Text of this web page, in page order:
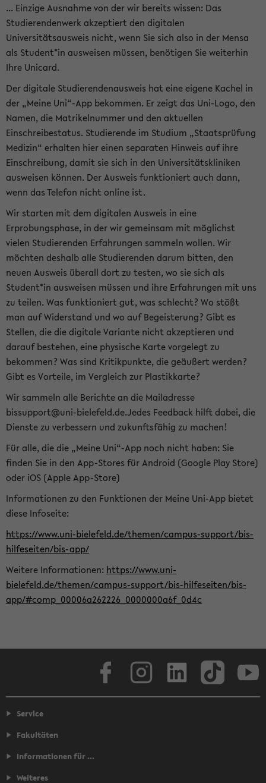
... Einzige Ausnahme von der wir bereits wissen: Das
Studierendenwerk akzeptiert den digitalen
Universitätsausweis nicht, wenn Sie sich also in der Mensa
als Student*in ausweisen müssen, benötigen Sie weiterhin
Ihre Unicard.
Der digitale Studierendenausweis hat eine eigene Kachel in
der „Meine Uni“-App bekommen. Er zeigt das Uni-Logo, den
Namen, die Matrikelnummer und den aktuellen
Einschreibestatus. Studierende im Studium „Staatsprüfung
Medizin“ erhalten hier einen separaten Hinweis auf ihre
Einschreibung, damit sie sich in den Universitätskliniken
ausweisen können. Der Ausweis funktioniert auch dann,
wenn das Telefon nicht online ist.
Wir starten mit dem digitalen Ausweis in eine
Erprobungsphase, in der wir gemeinsam mit möglichst
vielen Studierenden Erfahrungen sammeln wollen. Wir
möchten deshalb alle Studierenden darum bitten, den
neuen Ausweis überall dort zu testen, wo sie sich als
Student*in ausweisen müssen und ihre Erfahrungen mit uns
zu teilen. Was funktioniert gut, was schlecht? Wo stößt
man auf Widerstand und wo auf Begeisterung? Gibt es
Stellen, die die digitale Variante nicht akzeptieren und
darauf bestehen, eine physische Karte vorgelegt zu
bekommen? Was sind Kritikpunkte, die geäußert werden?
Gibt es Vorteile, im Vergleich zur Plastikkarte?
Wir sammeln alle Berichte an die Mailadresse
bissupport@uni-bielefeld.de.Jedes Feedback hilft dabei, die
Dienste zu verbessern und zukunftsfähig zu machen!
Für alle, die die „Meine Uni“-App noch nicht haben: Sie
finden Sie in den App-Stores für Android (Google Play Store)
oder iOS (Apple App-Store)
Informationen zu den Funktionen der Meine Uni-App bietet
diese Infoseite:
https://www.uni-bielefeld.de/themen/campus-support/bis-
hilfeseiten/bis-app/
Weitere Informationen: https://www.uni-
bielefeld.de/themen/campus-support/bis-hilfeseiten/bis-
app/#comp_00006a262226_0000000a6f_0d4c
Service
Fakultäten
Informationen für ...
Weiteres